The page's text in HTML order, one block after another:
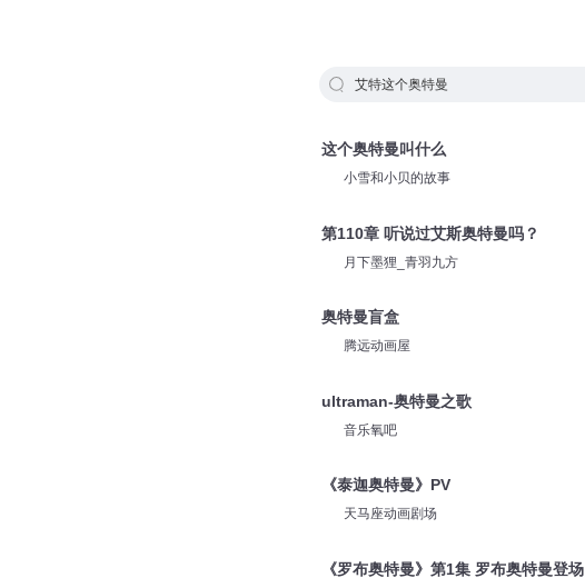
艾特这个奥特曼
这个奥特曼叫什么
小雪和小贝的故事
第110章 听说过艾斯奥特曼吗？
月下墨狸_青羽九方
奥特曼盲盒
腾远动画屋
ultraman-奥特曼之歌
音乐氧吧
《泰迦奥特曼》PV
天马座动画剧场
《罗布奥特曼》第1集 罗布奥特曼登